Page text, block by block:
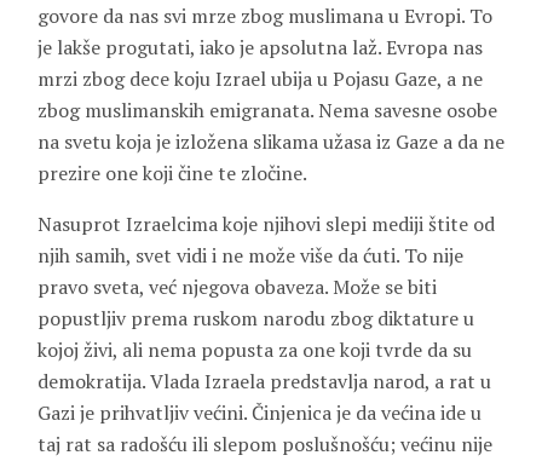
govore da nas svi mrze zbog muslimana u Evropi. To
je lakše progutati, iako je apsolutna laž. Evropa nas
mrzi zbog dece koju Izrael ubija u Pojasu Gaze, a ne
zbog muslimanskih emigranata. Nema savesne osobe
na svetu koja je izložena slikama užasa iz Gaze a da ne
prezire one koji čine te zločine.
Nasuprot Izraelcima koje njihovi slepi mediji štite od
njih samih, svet vidi i ne može više da ćuti. To nije
pravo sveta, već njegova obaveza. Može se biti
popustljiv prema ruskom narodu zbog diktature u
kojoj živi, ali nema popusta za one koji tvrde da su
demokratija. Vlada Izraela predstavlja narod, a rat u
Gazi je prihvatljiv većini. Činjenica je da većina ide u
taj rat sa radošću ili slepom poslušnošću; većinu nije